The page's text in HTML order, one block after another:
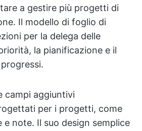
a gestire più progetti di
Il modello di foglio di
per la delega delle
la pianificazione e il
campi aggiuntivi
per i progetti, come
e note. Il suo design semplice